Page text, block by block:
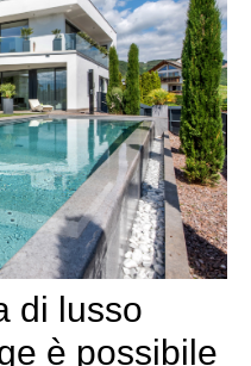
di lusso
è possibile